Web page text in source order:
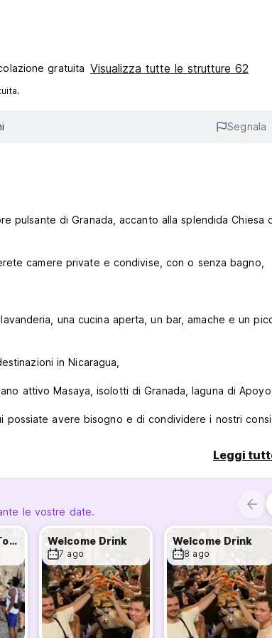
gratuita‎ Visualizza tutte le strutture 62
Segnala
pulsante di Granada, accanto alla splendida Chiesa
camere private e condivise, con o senza bagno,
una cucina aperta, un bar, amache e un
in Nicaragua,
attivo Masaya, isolotti di Granada, laguna di
possiate avere bisogno e di condividere i nostri
parco centrale e accanto alla Iglesia La Boca.
al tramonto). Dal nostro
frutta esotica e prodotti artigianali,
assaggiate uno dei piatti tipici di Granada.
isolette di Granada, di visitare una fabbrica di sigari,
di assistere a un vulcano attivo o di
Leggi
le vostre date.
Free Walking Tour Welcome Drink
7 ago
Welcome Drink
8 ago